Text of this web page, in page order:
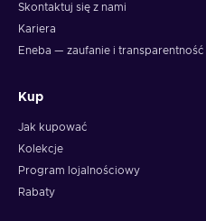
Skontaktuj się z nami
Kariera
Eneba — zaufanie i transparentność
Kup
Jak kupować
Kolekcje
Program lojalnościowy
Rabaty